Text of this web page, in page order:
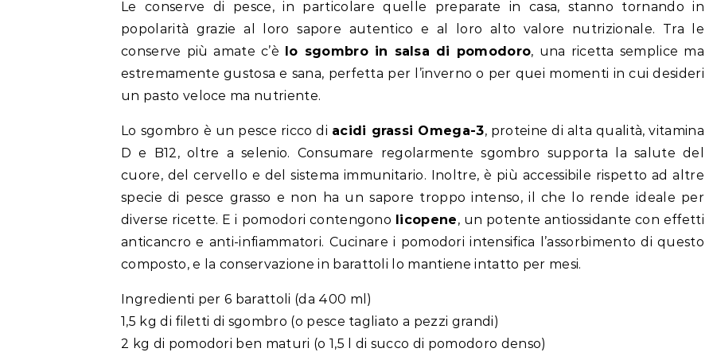
Le conserve di pesce, in particolare quelle preparate in casa, stanno tornando in
popolarità grazie al loro sapore autentico e al loro alto valore nutrizionale. Tra le
conserve più amate c’è lo sgombro in salsa di pomodoro, una ricetta semplice ma
estremamente gustosa e sana, perfetta per l’inverno o per quei momenti in cui desideri
un pasto veloce ma nutriente.
Lo sgombro è un pesce ricco di acidi grassi Omega-3, proteine di alta qualità, vitamina
D e B12, oltre a selenio. Consumare regolarmente sgombro supporta la salute del
cuore, del cervello e del sistema immunitario. Inoltre, è più accessibile rispetto ad altre
specie di pesce grasso e non ha un sapore troppo intenso, il che lo rende ideale per
diverse ricette. E i pomodori contengono licopene, un potente antiossidante con effetti
anticancro e anti-infiammatori. Cucinare i pomodori intensifica l’assorbimento di questo
composto, e la conservazione in barattoli lo mantiene intatto per mesi.
Ingredienti per 6 barattoli (da 400 ml)
1,5 kg di filetti di sgombro (o pesce tagliato a pezzi grandi)
2 kg di pomodori ben maturi (o 1,5 l di succo di pomodoro denso)